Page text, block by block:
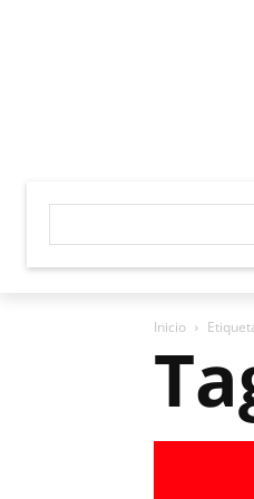
Inicio